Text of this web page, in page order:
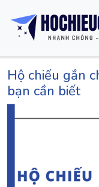
Hộ chiếu gắn
bạn cần biết